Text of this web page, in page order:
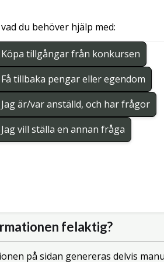
du behöver hjälp med:
tillgångar från konkursen
tillbaka pengar eller egendom
är/var anställd, och har frågor
vill ställa en annan fråga
felaktig?
på sidan genereras delvis